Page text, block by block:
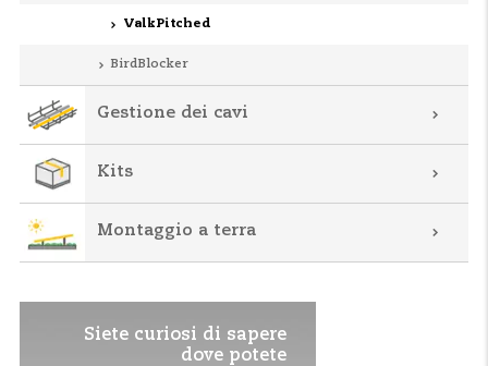
ValkPitched
BirdBlocker
Gestione dei cavi
Kits
Montaggio a terra
Siete curiosi di sapere
dove potete